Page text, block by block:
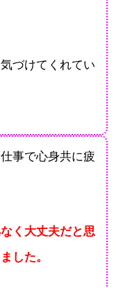
づけてくれてい
事で心身共に疲
く大丈夫だと思
した。